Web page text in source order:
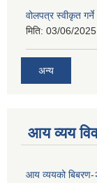
वोलपत्र स्वीकृत
मिति: 03/06/
अन्य
आय व्यय
आय व्ययको